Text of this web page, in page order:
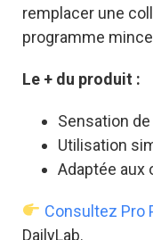
remplacer une
programme
Le + du produit :
Sensation
Utilisation
Adaptée aux
Consultez Pro
DailyLab.